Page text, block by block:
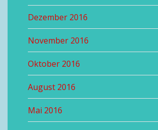
Dezember 2016
November 2016
Oktober 2016
August 2016
Mai 2016